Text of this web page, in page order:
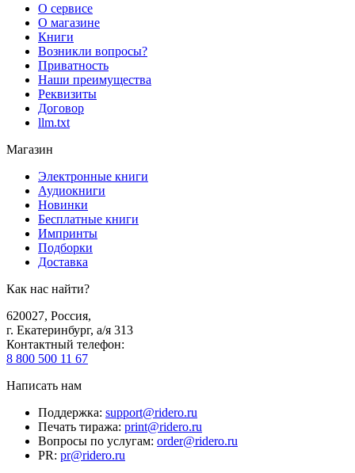
О сервисе
О магазине
Книги
Возникли вопросы?
Приватность
Наши преимущества
Реквизиты
Договор
llm.txt
Магазин
Электронные книги
Аудиокниги
Новинки
Бесплатные книги
Импринты
Подборки
Доставка
Как нас найти?
620027, Россия,
г. Екатеринбург, а/я 313
Контактный телефон:
8 800 500 11 67
Написать нам
Поддержка: support@ridero.ru
Печать тиража: print@ridero.ru
Вопросы по услугам: order@ridero.ru
PR: pr@ridero.ru